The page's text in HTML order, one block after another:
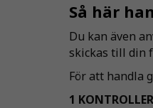
Så här
Du kan även
skickas till din
För att handla
1